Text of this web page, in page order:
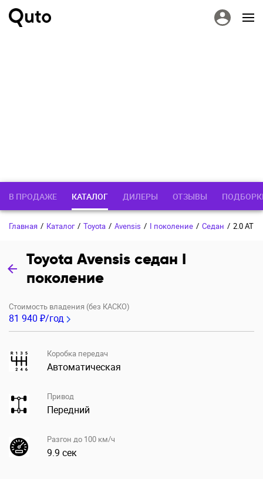
В ПРОДАЖЕ КАТАЛОГ ДИЛЕРЫ ОТЗЫВЫ
Главная / Каталог / Toyota / Avensis / I поколение / Седан / 2.0 AT
Toyota Avensis седан I
поколение
Стоимость владения (без КАСКО)
81 940 ₽/год
Коробка передач
Автоматическая
Привод
Передний
Разгон до 100 км/ч
9.9 сек